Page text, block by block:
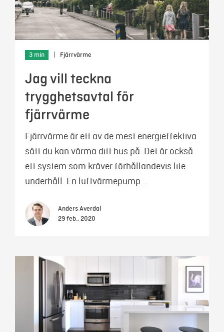
3 min Fjärrvärme
Jag vill teckna
trygghetsavtal för
fjärrvärme
Fjärrvärme är ett av de mest energieffektiva
sätt du kan värma ditt hus på. Det är också
ett system som kräver förhållandevis lite
underhåll. En luftvärmepump …
Anders Averdal
29 feb., 2020